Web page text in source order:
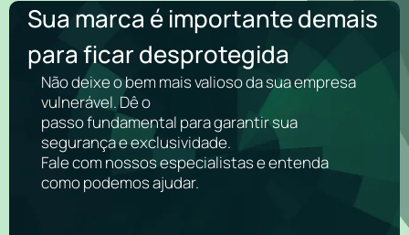
Sua marca é importante demais
para ficar desprotegida
Não deixe o bem mais valioso da sua empresa
vulnerável. Dê o
passo fundamental para garantir sua
segurança e exclusividade.
Fale com nossos especialistas e entenda
como podemos ajudar.